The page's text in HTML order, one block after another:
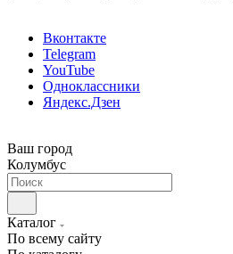
Вконтакте
Telegram
YouTube
Одноклассники
Яндекс.Дзен
Ваш город
Колумбус
Каталог
По всему сайту